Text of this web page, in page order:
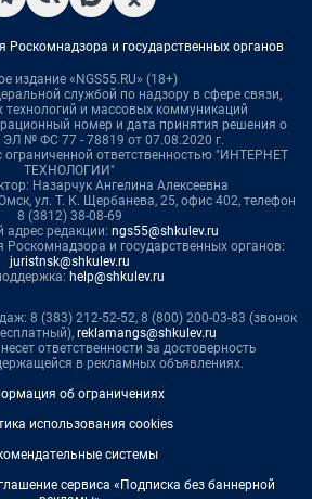
Роскомнадзора и государственных органов
издание «NGS55.RU» (18+)
службой по надзору в сфере связи,
и массовых коммуникаций
номер и дата принятия решения о
ЭЛ № ФС 77 - 78819 от 07.08.2020 г.
ограниченной ответственностью "ИНТЕРНЕТ
ТЕХНОЛОГИИ"
Назарчук Ангелина Алексеевна
ул. Т. К. Щербанева, 25, офис 402, телефон
8 (3812) 38-08-69
адрес редакции: ngs55@shkulev.ru
Роскомнадзора и государственных органов:
juristnsk@shkulev.ru
help@shkulev.ru
8 (383) 212-52-52, 8 (800) 200-03-83 (звонок
reklamangs@shkulev.ru
ответственности за достоверность
в рекламных объявлениях.
об ограничениях
использования cookies
системы
сервиса «Подписка без баннерной